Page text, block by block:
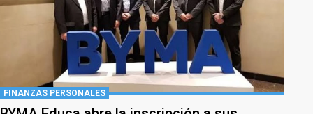
FINANZAS PERSONALES